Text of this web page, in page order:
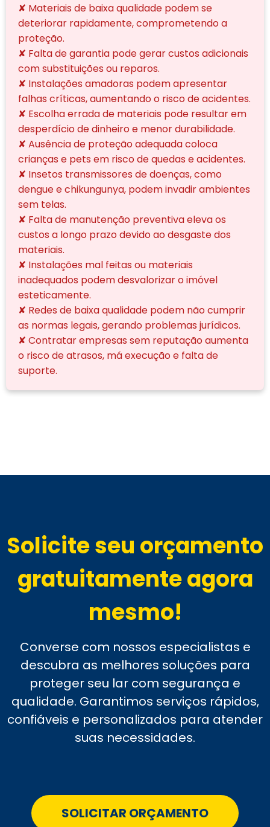
✘ Materiais de baixa qualidade podem se
deteriorar rapidamente, comprometendo a
proteção.
✘ Falta de garantia pode gerar custos adicionais
com substituições ou reparos.
✘ Instalações amadoras podem apresentar
falhas críticas, aumentando o risco de acidentes.
✘ Escolha errada de materiais pode resultar em
desperdício de dinheiro e menor durabilidade.
✘ Ausência de proteção adequada coloca
crianças e pets em risco de quedas e acidentes.
✘ Insetos transmissores de doenças, como
dengue e chikungunya, podem invadir ambientes
sem telas.
✘ Falta de manutenção preventiva eleva os
custos a longo prazo devido ao desgaste dos
materiais.
✘ Instalações mal feitas ou materiais
inadequados podem desvalorizar o imóvel
esteticamente.
✘ Redes de baixa qualidade podem não cumprir
as normas legais, gerando problemas jurídicos.
✘ Contratar empresas sem reputação aumenta
o risco de atrasos, má execução e falta de
suporte.
Solicite seu orçamento
gratuitamente agora
mesmo!
Converse com nossos especialistas e
descubra as melhores soluções para
proteger seu lar com segurança e
qualidade. Garantimos serviços rápidos,
confiáveis e personalizados para atender
suas necessidades.
SOLICITAR ORÇAMENTO